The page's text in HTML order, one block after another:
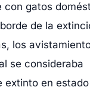
con gatos
de la
los
se consideraba
extinto en